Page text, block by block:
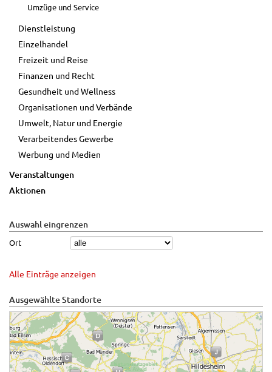
Umzüge und Service
Dienstleistung
Einzelhandel
Freizeit und Reise
Finanzen und Recht
Gesundheit und Wellness
Organisationen und Verbände
Umwelt, Natur und Energie
Verarbeitendes Gewerbe
Werbung und Medien
Veranstaltungen
Aktionen
Auswahl eingrenzen
Ort
Alle Einträge anzeigen
Ausgewählte Standorte